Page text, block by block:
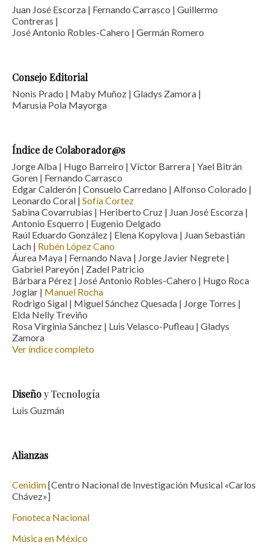
Juan José Escorza | Fernando Carrasco | Guillermo
Contreras |
José Antonio Robles-Cahero | Germán Romero
Consejo Editorial
Nonis Prado | Maby Muñoz | Gladys Zamora |
Marusia Pola Mayorga
Índice de Colaborador@s
Jorge Alba | Hugo Barreiro | Víctor Barrera | Yael Bitrán
Goren | Fernando Carrasco
Edgar Calderón | Consuelo Carredano | Alfonso Colorado |
Leonardo Coral | Sofía Cortez
Sabina Covarrubias | Heriberto Cruz | Juan José Escorza |
Antonio Esquerro | Eugenio Delgado
Raúl Eduardo González | Elena Kopylova | Juan Sebastián
Lach | Rubén López Cano
Áurea Maya | Fernando Nava | Jorge Javier Negrete |
Gabriel Pareyón | Zadel Patricio
Bárbara Pérez | José Antonio Robles-Cahero | Hugo Roca
Joglar | Manuel Rocha
Rodrigo Sigal | Miguel Sánchez Quesada | Jorge Torres |
Elda Nelly Treviño
Rosa Virginia Sánchez | Luis Velasco-Pufleau | Gladys
Zamora
Ver índice completo
Diseñoy Tecnología
Luis Guzmán
Alianzas
Cenidim[Centro Nacional de Investigación Musical «Carlos
Chávez»]
Fonoteca Nacional
Música en México